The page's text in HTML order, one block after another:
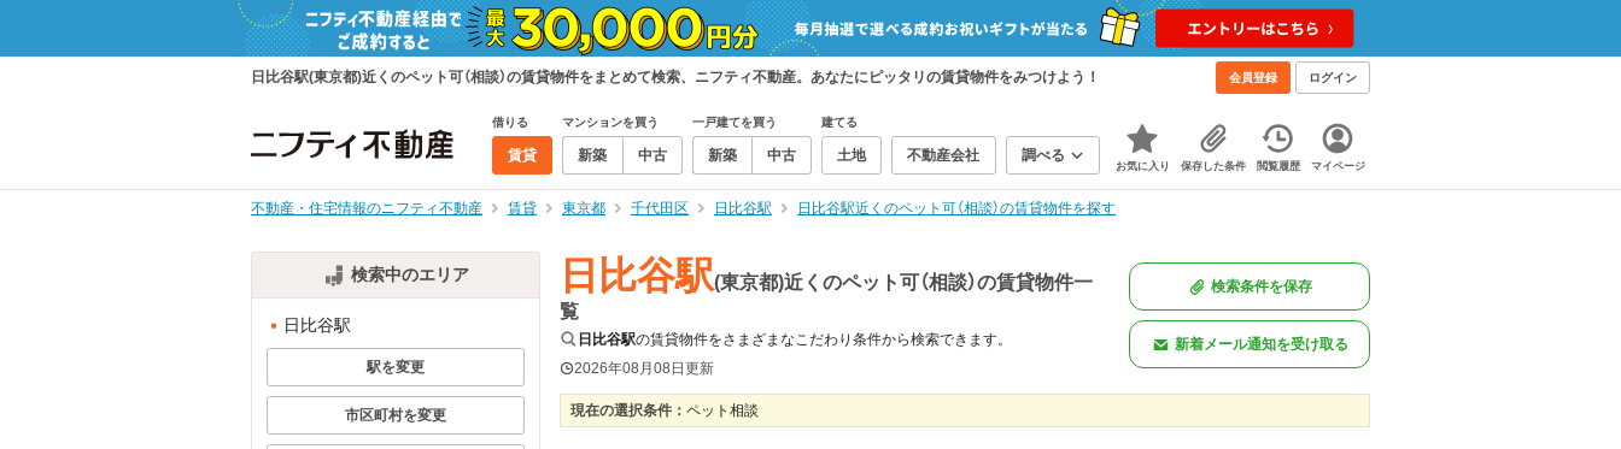
日比谷駅(東京都)近くのペット可（相談）の賃貸物件をまとめて検索、ニフティ不動産。あなたにピッタリの賃貸物件をみつけよう！ 会員登録 ログイン
借りる
賃貸
マンションを買う
新築 中古
一戸建てを買う
新築 中古
建てる
土地 不動産会社 調べる
お気に入り 保存した条件 閲覧履歴 マイページ
不動産・住宅情報のニフティ不動産 賃貸 東京都 千代田区 日比谷駅 日比谷駅近くのペット可（相談）の賃貸物件を探す
検索中のエリア
日比谷駅
駅を変更
市区町村を変更
日比谷駅(東京都)近くのペット可（相談）の賃貸物件一
覧
日比谷駅の賃貸物件をさまざまなこだわり条件から検索できます。
2026年08月08日更新
検索条件を保存
新着メール通知を受け取る
現在の選択条件： ペット相談